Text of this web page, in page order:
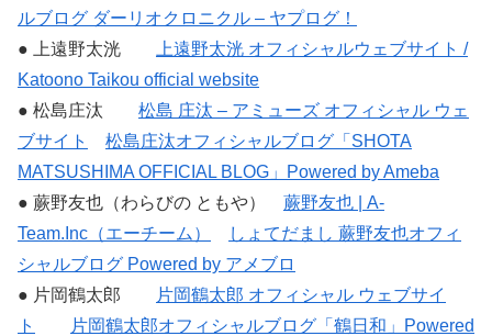
ルブログ ダーリオクロニクル – ヤプログ！
● 上遠野太洸
上遠野太洸 オフィシャルウェブサイト /
Katoono Taikou official website
● 松島庄汰 松島 庄汰 – アミューズ オフィシャル ウェ
ブサイト
松島庄汰オフィシャルブログ「SHOTA
MATSUSHIMA OFFICIAL BLOG」Powered by Ameba
● 蕨野友也（わらびの ともや） 蕨野友也 | A-
Team.Inc（エーチーム）
しょてだまし 蕨野友也オフィ
シャルブログ Powered by アメブロ
● 片岡鶴太郎
片岡鶴太郎 オフィシャル ウェブサイ
ト
片岡鶴太郎オフィシャルブログ「鶴日和」Powered